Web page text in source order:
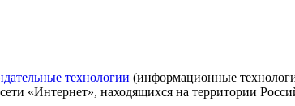
технологии (информационные
«Интернет», находящихся на территории